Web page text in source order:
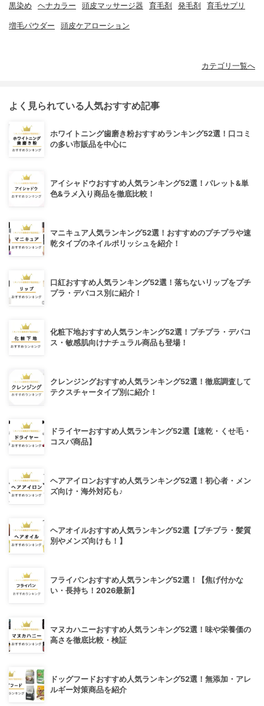
黒染め ヘナカラー 頭皮マッサージ器 育毛剤 発毛剤 育毛サプリ
増毛パウダー 頭皮ケアローション
カテゴリ一覧へ
よく見られている人気おすすめ記事
ホワイトニング歯磨き粉おすすめランキング52選！口コミ
の多い市販品を中心に
アイシャドウおすすめ人気ランキング52選！パレット&単
色&ラメ入り商品を徹底比較！
マニキュア人気ランキング52選！おすすめのプチプラや速
乾タイプのネイルポリッシュを紹介！
口紅おすすめ人気ランキング52選！落ちないリップをプチ
プラ・デパコス別に紹介！
化粧下地おすすめ人気ランキング52選！プチプラ・デパコ
ス・敏感肌向けナチュラル商品も登場！
クレンジングおすすめ人気ランキング52選！徹底調査して
テクスチャータイプ別に紹介！
ドライヤーおすすめ人気ランキング52選【速乾・くせ毛・
コスパ商品】
ヘアアイロンおすすめ人気ランキング52選！初心者・メン
ズ向け・海外対応も♪
ヘアオイルおすすめ人気ランキング52選【プチプラ・髪質
別やメンズ向けも！】
フライパンおすすめ人気ランキング52選！【焦げ付かな
い・長持ち！2026最新】
マヌカハニーおすすめ人気ランキング52選！味や栄養価の
高さを徹底比較・検証
ドッグフードおすすめ人気ランキング52選！無添加・アレ
ルギー対策商品を紹介